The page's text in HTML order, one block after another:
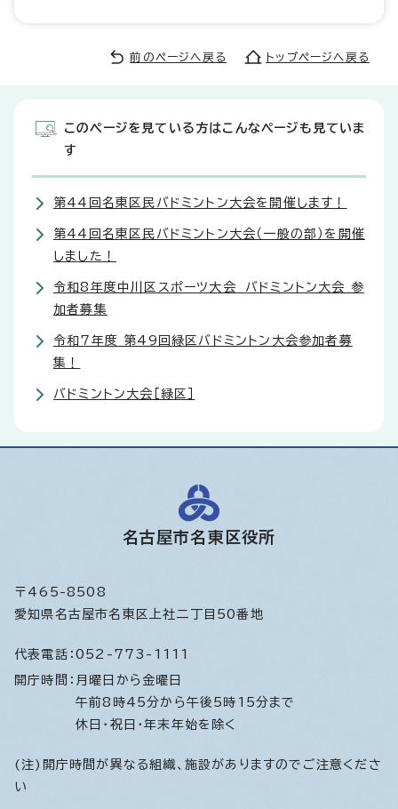
前のページへ戻る トップページへ戻る
このページを見ている方はこんなページも見ていま
す
第44回名東区民バドミントン大会を開催します！
第44回名東区民バドミントン大会（一般の部）を開催
しました！
令和8年度中川区スポーツ大会 バドミントン大会 参
加者募集
令和7年度 第49回緑区バドミントン大会参加者募
集！
バドミントン大会［緑区］
名古屋市名東区役所
〒465-8508
愛知県名古屋市名東区上社二丁目50番地
代表電話： 052-773-1111
開庁時間： 月曜日から金曜日
午前8時45分から午後5時15分まで
休日・祝日・年末年始を除く
(注)開庁時間が異なる組織、施設がありますのでご注意くださ
い